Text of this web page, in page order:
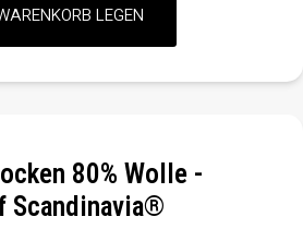
80% Wolle -
Scandinavia®